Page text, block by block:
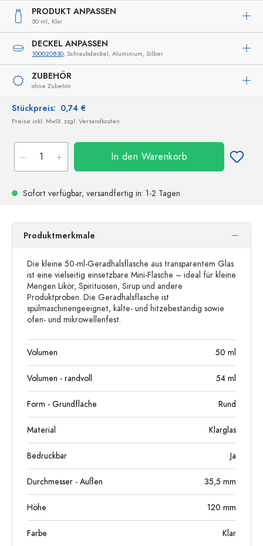
PRODUKT ANPASSEN
50 ml, Klar
DECKEL ANPASSEN
100020830, Schraubdeckel, Aluminium, Silber
ZUBEHÖR
ohne Zubehör
Stückpreis: 0,74 €
Preise inkl. MwSt. zzgl. Versandkosten
In den Warenkorb
Sofort verfügbar, versandfertig in: 1-2 Tagen
Produktmerkmale
Die kleine 50-ml-Geradhalsflasche aus transparentem Glas
ist eine vielseitig einsetzbare Mini-Flasche – ideal für kleine
Mengen Likör, Spirituosen, Sirup und andere
Produktproben. Die Geradhalsflasche ist
spülmaschinengeeignet, kälte- und hitzebeständig sowie
ofen- und mikrowellenfest.
Volumen 50 ml
Volumen - randvoll 54 ml
Form - Grundfläche Rund
Material Klarglas
Bedruckbar Ja
Durchmesser - Außen 35,5 mm
Höhe 120 mm
Farbe Klar